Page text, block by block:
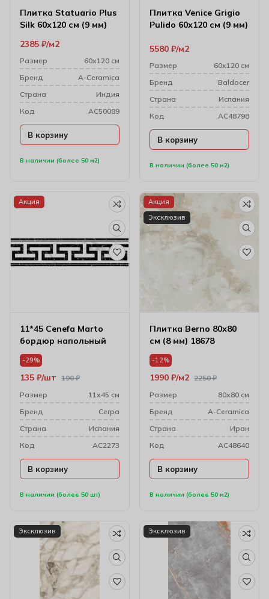
Плитка Statuario Plus
Silk 60х120 см (9 мм)
В наличии (более 50 м2)
2385 ₽ м2
Размер
60х120 см
Бренд
A-Ceramica
Cтрана
Индия
Код
AC50089
В корзину
Плитка Venice Grigio
Pulido 60х120 см (9 мм)
В наличии (более 50 м2)
5580 ₽ м2
Размер
60х120 см
Бренд
Baldocer
Cтрана
Испания
Код
AC48798
В корзину
Акция
11*45 Cenefa Marto
бордюр напольный
В наличии (более 50 шт)
-29%
190₽
135 ₽ шт
Размер
11х45 см
Бренд
Cerpa
Cтрана
Испания
Код
AC2273
В корзину
Акция
Эксклюзив
Плитка Berno 80х80
см (8 мм) 18678
В наличии (более 50 м2)
-12%
2250₽
1990 ₽ м2
Размер
80х80 см
Бренд
A-Ceramica
Cтрана
Иран
Код
AC48640
В корзину
Эксклюзив Эксклюзив